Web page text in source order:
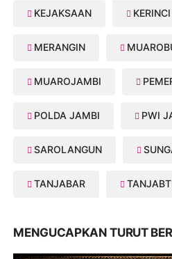
KEJAKSAAN KERINCI
MERANGIN
MUAROJAMBI
POLDA JAMBI PWI
SAROLANGUN
TANJABAR
MENGUCAPKAN TURUT